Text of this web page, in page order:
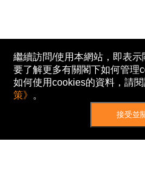
繼續訪問/使用本網站，即表示
要了解更多有關閣下如何管理
如何使用cookies的資料，請
策》 。
接受並